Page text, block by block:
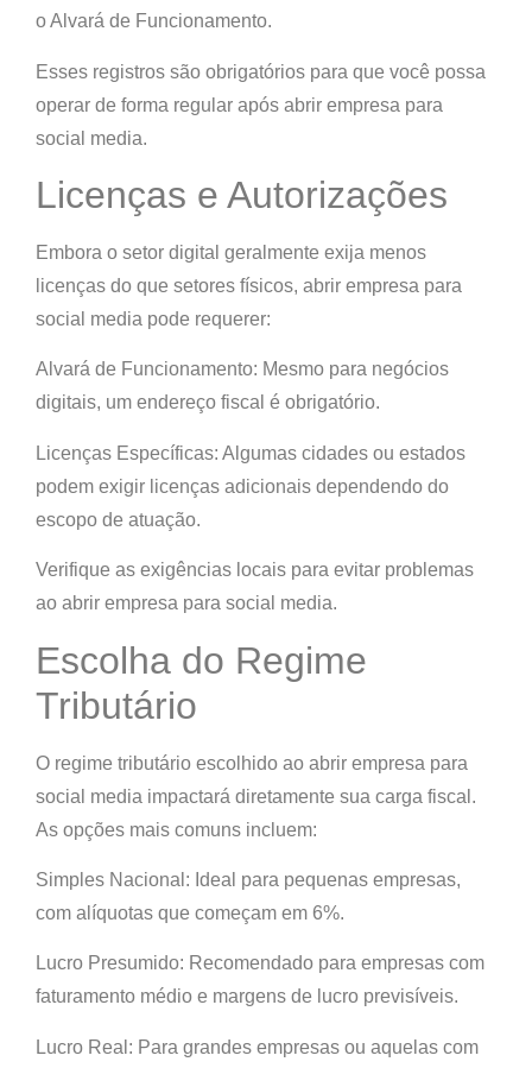
o Alvará de Funcionamento.
Esses registros são obrigatórios para que você possa
operar de forma regular após abrir empresa para
social media.
Licenças e Autorizações
Embora o setor digital geralmente exija menos
licenças do que setores físicos, abrir empresa para
social media pode requerer:
Alvará de Funcionamento: Mesmo para negócios
digitais, um endereço fiscal é obrigatório.
Licenças Específicas: Algumas cidades ou estados
podem exigir licenças adicionais dependendo do
escopo de atuação.
Verifique as exigências locais para evitar problemas
ao abrir empresa para social media.
Escolha do Regime
Tributário
O regime tributário escolhido ao abrir empresa para
social media impactará diretamente sua carga fiscal.
As opções mais comuns incluem:
Simples Nacional: Ideal para pequenas empresas,
com alíquotas que começam em 6%.
Lucro Presumido: Recomendado para empresas com
faturamento médio e margens de lucro previsíveis.
Lucro Real: Para grandes empresas ou aquelas com